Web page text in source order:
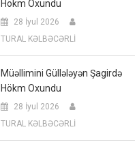
Hökm Oxundu
28 İyul 2026
TURAL KƏLBƏCƏRLİ
Müəllimini Güllələyən Şagirdə
Hökm Oxundu
28 İyul 2026
TURAL KƏLBƏCƏRLİ